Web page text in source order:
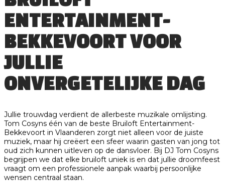
ENTERTAINMENT-
BEKKEVOORT VOOR
JULLIE
ONVERGETELIJKE DAG
Jullie trouwdag verdient de allerbeste muzikale omlijsting.
Tom Cosyns één van de beste Bruiloft Entertainment-
Bekkevoort in Vlaanderen zorgt niet alleen voor de juiste
muziek, maar hij creëert een sfeer waarin gasten van jong tot
oud zich kunnen uitleven op de dansvloer. Bij DJ Tom Cosyns
begrijpen we dat elke bruiloft uniek is en dat jullie droomfeest
vraagt om een professionele aanpak waarbij persoonlijke
wensen centraal staan.